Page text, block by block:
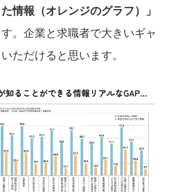
情報（オレンジのグラフ）」
。企業と求職者で大きいギャ
ただけると思います。